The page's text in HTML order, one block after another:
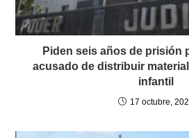
Piden seis años de prisión
acusado de distribuir
infantil
17 octubre,